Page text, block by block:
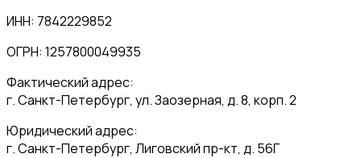
ИНН: 7842229852
ОГРН: 1257800049935
Фактический адрес:
г. Санкт-Петербург, ул. Заозерная, д. 8, корп. 2
Юридический адрес:
г. Санкт-Петербург, Лиговский пр-кт, д. 56Г